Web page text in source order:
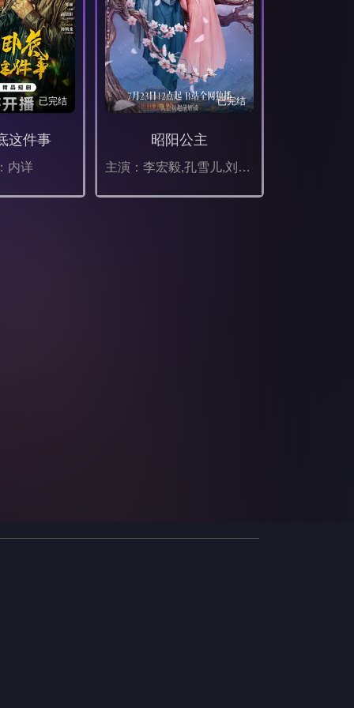
已完结
这件事
内详
已完结
昭阳公主
主演：李宏毅,孔雪儿,刘旭威,林小宅